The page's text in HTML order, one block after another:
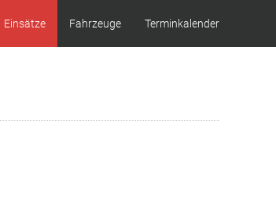
Einsätze Fahrzeuge Terminkalender